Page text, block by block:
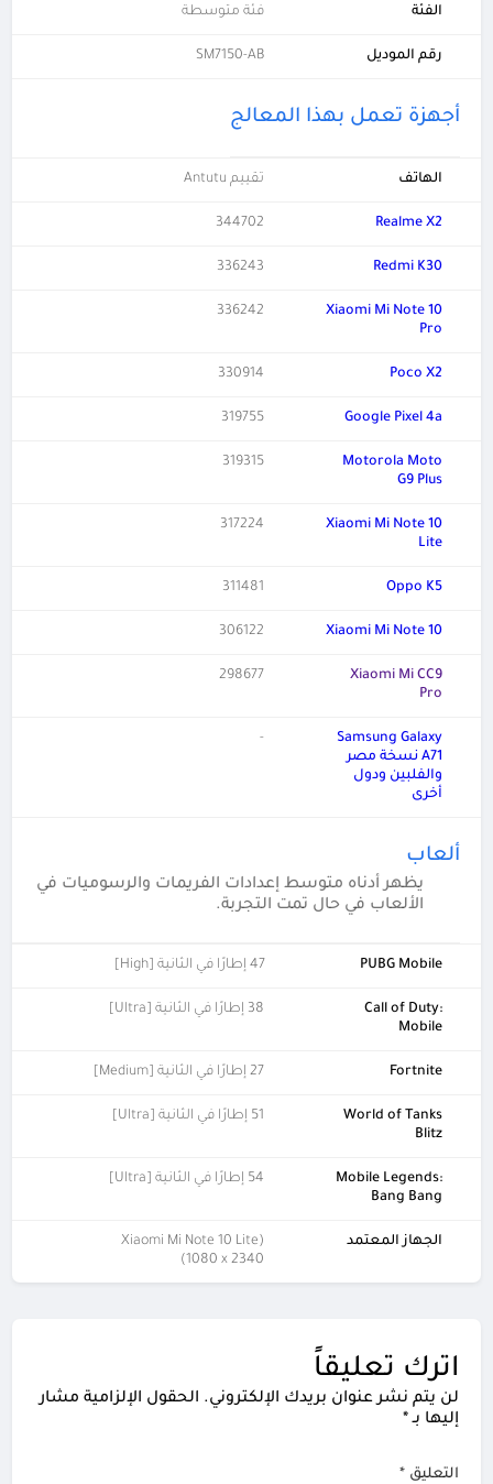
الفئة فئة متوسطة
رقم الموديل SM7150-AB
أجهزة تعمل بهذا المعالج
الهاتف تقييم Antutu
Realme X2
344702
Redmi K30
336243
Xiaomi Mi Note 10
Pro
336242
Poco X2
330914
Google Pixel 4a
319755
Motorola Moto
G9 Plus
319315
Xiaomi Mi Note 10
Lite
317224
Oppo K5
311481
Xiaomi Mi Note 10
306122
Xiaomi Mi CC9
Pro
298677
Samsung Galaxy
A71 نسخة مصر
والفلبين ودول
أخرى
-
ألعاب
يظهر أدناه متوسط إعدادات الفريمات والرسوميات في
الألعاب في حال تمت التجربة.
PUBG Mobile 47 إطارًا في الثانية [High]
Call of Duty:
Mobile
38 إطارًا في الثانية [Ultra]
Fortnite 27 إطارًا في الثانية [Medium]
World of Tanks
Blitz
51 إطارًا في الثانية [Ultra]
Mobile Legends:
Bang Bang
54 إطارًا في الثانية [Ultra]
الجهاز المعتمد
(Xiaomi Mi Note 10 Lite
(1080 x 2340
اترك تعليقاً
لن يتم نشر عنوان بريدك الإلكتروني. الحقول الإلزامية مشار
إليها بـ*
التعليق *